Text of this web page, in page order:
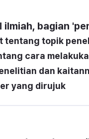
ilmiah, bagian
tentang topik
cara
dan
yang dirujuk